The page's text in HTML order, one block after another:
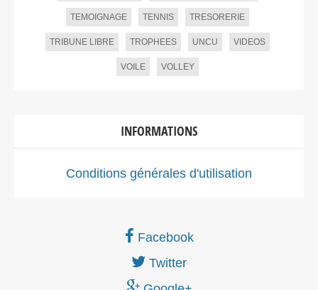
TEMOIGNAGE TENNIS TRESORERIE
TRIBUNE LIBRE TROPHEES UNCU VIDEOS
VOILE VOLLEY
INFORMATIONS
Conditions générales d'utilisation
Facebook
Twitter